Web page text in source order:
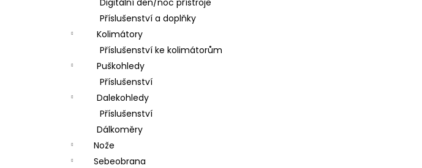
Digitální den/noc přístroje
Příslušenství a doplňky
Kolimátory
Příslušenství ke kolimátorům
Puškohledy
Příslušenství
Dalekohledy
Příslušenství
Dálkoměry
Nože
Sebeobrana
DÁRKOVÝ POUKAZ (DO POZNÁMKY
NAPSAT JMÉNO OBDAROVANÉHO)
500 Kč